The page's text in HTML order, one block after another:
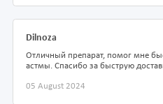
Dilnoza
Отличный препарат, помог мне
астмы. Спасибо за быструю
05 August 2024